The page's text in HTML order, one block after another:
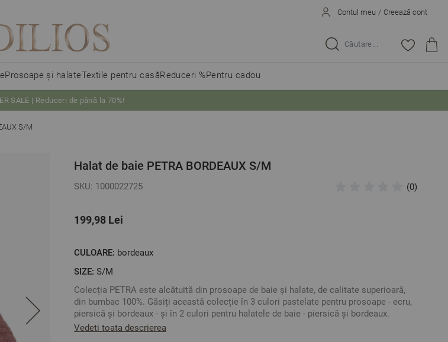
Contul meu / Creează cont
Caută...
Prosoape și halateTextile pentru casăReduceri %Pentru cadou
SALE | Reduceri de până la 70%!
S/M
Halat de baie PETRA BORDEAUX S/M
SKU: 1000022725 (0)
199,98 Lei
CULOARE: bordeaux
SIZE: S/M
Colecția PETRA este alcătuită din prosoape de baie și halate, de calitate superioară,
din bumbac 100%. Găsiți această colecție în 3 culori pastelate pentru prosoape - ecru,
piersică și bordeaux - și în 2 culori pentru halatele de baie - piersică și bordeaux.
Prosoapele sunt în trei mărimi diferite iar haletele în două mărimi. Puteți să le
Vedeti toata descrierea